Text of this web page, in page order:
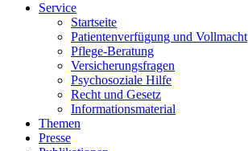
Service
Startseite
Patientenverfügung und Vollmacht
Pflege-Beratung
Versicherungsfragen
Psychosoziale Hilfe
Recht und Gesetz
Informationsmaterial
Themen
Presse